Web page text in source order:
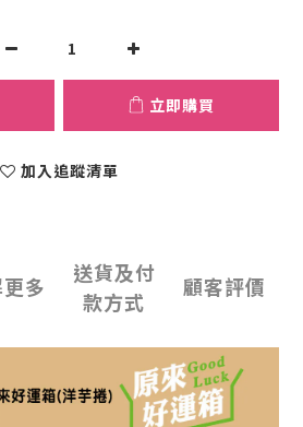
立即購買
加入追蹤清單
多
送貨及付
款方式
顧客評價